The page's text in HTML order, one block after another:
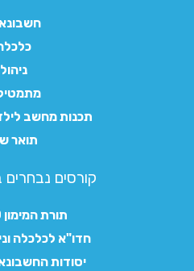
ניהול
תכנות מחשב
תואר
קורסים
תורת המימון 10230
חדו"א לכלכלה וניהול
יסודות החשבונאות